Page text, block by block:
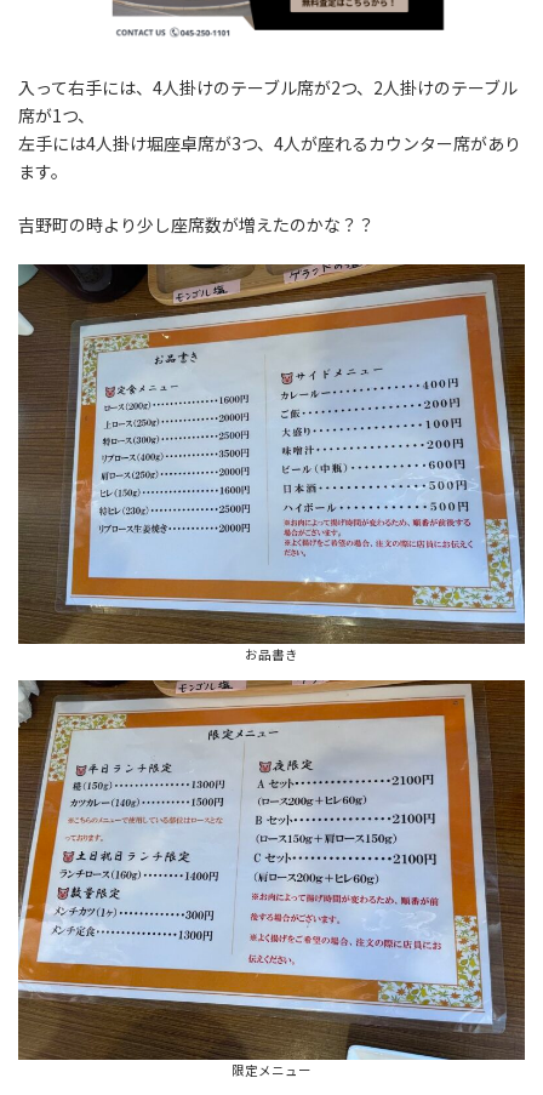
入って右手には、4人掛けのテーブル席が2つ、2人掛けのテーブル
席が1つ、
左手には4人掛け堀座卓席が3つ、4人が座れるカウンター席があり
ます。
吉野町の時より少し座席数が増えたのかな？？
お品書き
限定メニュー